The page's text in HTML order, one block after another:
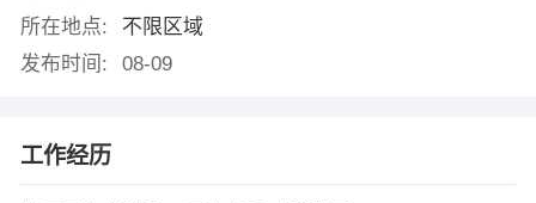
所在地点:
不限区域
发布时间:
08-09
工作经历